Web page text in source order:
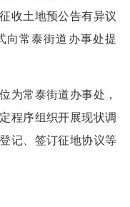
收土地预公告有异议
向常泰街道办事处提
常泰街道办事处，
程序组织开展现状调
记、签订征地协议等